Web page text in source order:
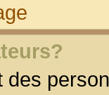
des